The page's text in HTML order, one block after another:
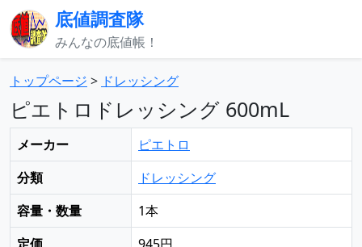
底値調査隊
みんなの底値帳！
トップページ > ドレッシング
ピエトロドレッシング 600mL
メーカー
ピエトロ
分類
ドレッシング
容量・数量
1本